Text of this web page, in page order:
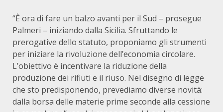
“È ora di fare un balzo avanti per il Sud – prosegue
Palmeri – iniziando dalla Sicilia. Sfruttando le
prerogative dello statuto, proponiamo gli strumenti
per iniziare la rivoluzione dell’economia circolare.
L’obiettivo è incentivare la riduzione della
produzione dei rifiuti e il riuso. Nel disegno di legge
che sto predisponendo, prevediamo diverse novità:
dalla borsa delle materie prime seconde alla cessione